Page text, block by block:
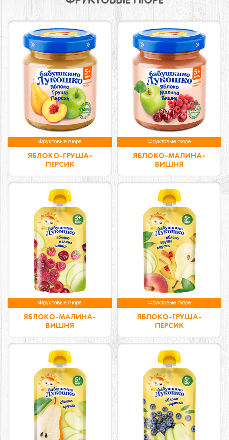
Фруктовые пюре
ЯБЛОКО-ГРУША-
ПЕРСИК
Фруктовые пюре
ЯБЛОКО-МАЛИНА-
ВИШНЯ
Фруктовые пюре
ЯБЛОКО-МАЛИНА-
ВИШНЯ
Фруктовые пюре
ЯБЛОКО-ГРУША-
ПЕРСИК